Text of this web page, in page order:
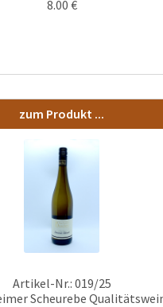
8.00 €
Artikel-Nr.: 019/25
Scheurebe
zum Produkt ...